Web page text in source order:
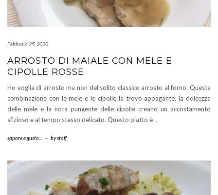
Febbraio 25, 2020
ARROSTO DI MAIALE CON MELE E
CIPOLLE ROSSE
Ho voglia di arrosto ma non del solito classico arrosto al forno. Questa
combinazione con le mele e le cipolle la trovo appagante, la dolcezza
delle mele e la nota pungente delle cipolle creano un accostamento
sfizioso e al tempo stesso delicato. Questo piatto è …
sapore e gusto... - bystaff